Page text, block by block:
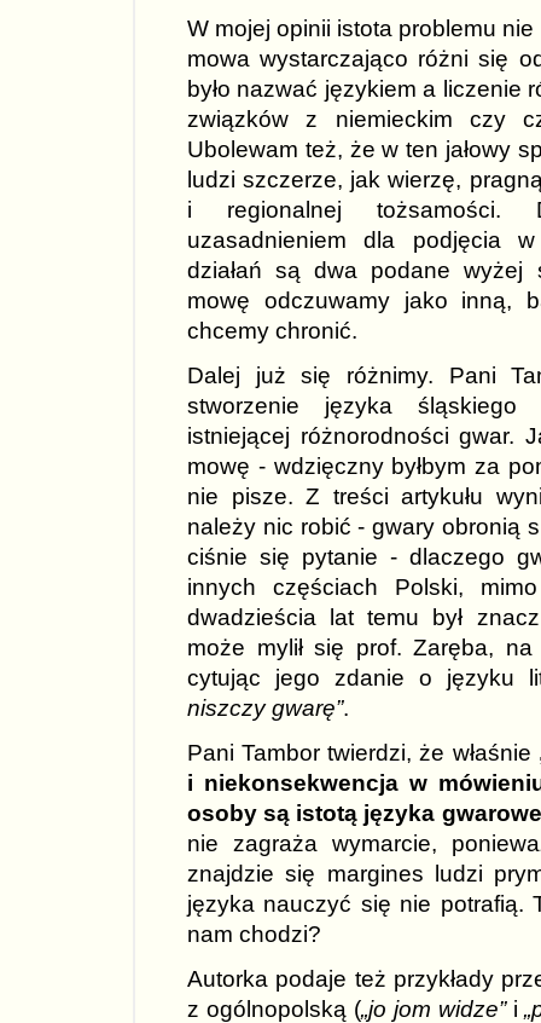
W mojej opinii istota problemu
mowa wystarczająco różni się
było nazwać językiem a liczenie
związków z niemieckim czy
Ubolewam też, że w ten jałowy
ludzi szczerze, jak wierzę,
i regionalnej tożsamości.
uzasadnieniem dla podjęcia
działań są dwa podane
mowę odczuwamy jako inną,
chcemy chronić.
Dalej już się różnimy. Pani
stworzenie języka śląskiego
istniejącej różnorodności gwar.
mowę - wdzięczny byłbym za
nie pisze. Z treści artykułu
należy nic robić - gwary obronią
ciśnie się pytanie - dlaczego
innych częściach Polski,
dwadzieścia lat temu był
może mylił się prof. Zaręba,
cytując jego zdanie o języku
niszczy gwarę”.
Pani Tambor twierdzi, że właśnie
i niekonsekwencja w
osoby są istotą języka
nie zagraża wymarcie,
znajdzie się margines ludzi
języka nauczyć się nie potrafią.
nam chodzi?
Autorka podaje też przykłady
z ogólnopolską („jo jom widze”i